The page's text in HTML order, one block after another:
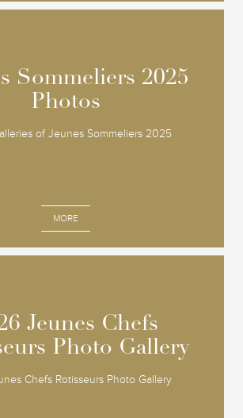
Sommeliers 2025
Photos
of Jeunes Sommeliers 2025
MORE
Sommeliers 2025
Photos
Jeunes Chefs
Photo Gallery
Chefs Rotisseurs Photo Gallery
Jeunes Chefs
Photo Gallery